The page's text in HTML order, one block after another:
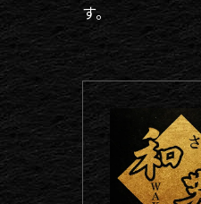
す。